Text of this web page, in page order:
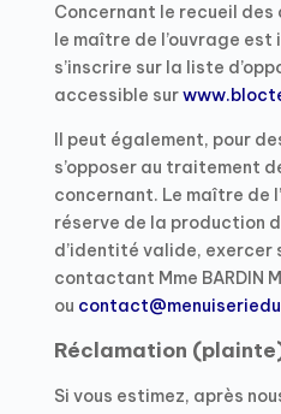
Concernant le recueil des
le maître de l’ouvrage
s’inscrire sur la liste
accessible sur
Il peut également, pour
s’opposer au traitement
concernant. Le maître de
réserve de la production
d’identité valide, exercer
contactant Mme BARDIN
ou
Réclamation
Si vous estimez, après